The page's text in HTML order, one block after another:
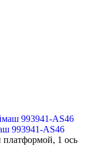
993941-AS46
1 ось